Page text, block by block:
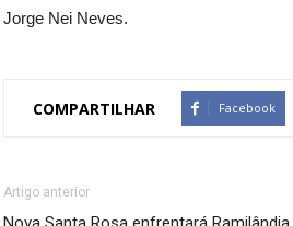
Jorge Nei Neves.
COMPARTILHAR Facebook
Artigo anterior